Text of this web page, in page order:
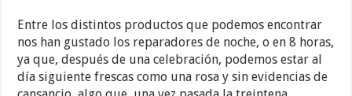
Entre los distintos productos que podemos encontrar
nos han gustado los reparadores de noche, o en 8 horas,
ya que, después de una celebración, podemos estar al
día siguiente frescas como una rosa y sin evidencias de